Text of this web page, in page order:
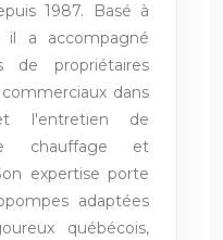
1987. Basé à
il a accompagné
de propriétaires
dans
l'entretien de
chauffage et
expertise porte
adaptées
québécois,